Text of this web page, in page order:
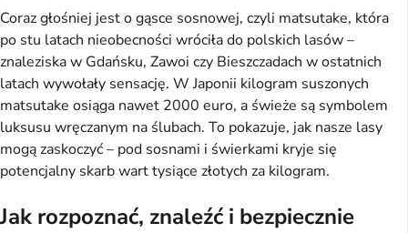
Coraz głośniej jest o gąsce sosnowej, czyli matsutake, która
po stu latach nieobecności wróciła do polskich lasów –
znaleziska w Gdańsku, Zawoi czy Bieszczadach w ostatnich
latach wywołały sensację. W Japonii kilogram suszonych
matsutake osiąga nawet 2000 euro, a świeże są symbolem
luksusu wręczanym na ślubach. To pokazuje, jak nasze lasy
mogą zaskoczyć – pod sosnami i świerkami kryje się
potencjalny skarb wart tysiące złotych za kilogram.
Jak rozpoznać, znaleźć i bezpiecznie